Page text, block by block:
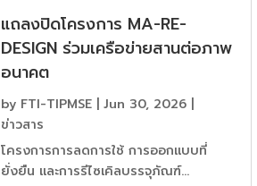
แถลงปิดโครงการ MA-RE-
DESIGN ร่วมเครือข่ายสานต่อภาพ
อนาคต
by FTI-TIPMSE |Jun 30, 2026 |
ข่าวสาร
โครงการการลดการใช้ การออกแบบที่
ยั่งยืน และการรีไซเคิลบรรจุภัณฑ์...